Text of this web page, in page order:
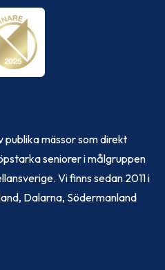
publika mässor som direkt
seniorer i målgruppen
Vi finns sedan 2011 i
Dalarna, Södermanland